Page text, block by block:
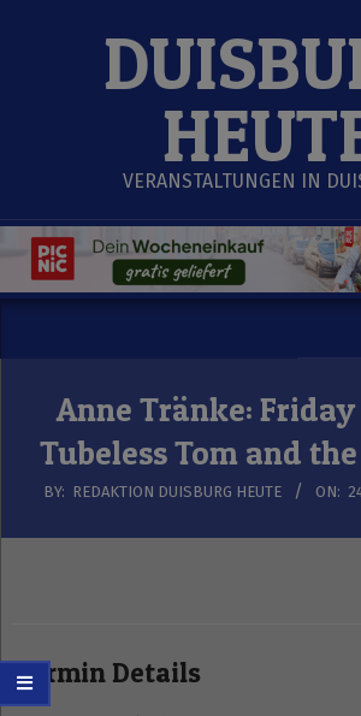
VERANSTALTUNGEN IN
Anne Tränke:
Tubeless Tom and
BY: REDAKTION DUISBURG HEUTE ON:
Termin Details